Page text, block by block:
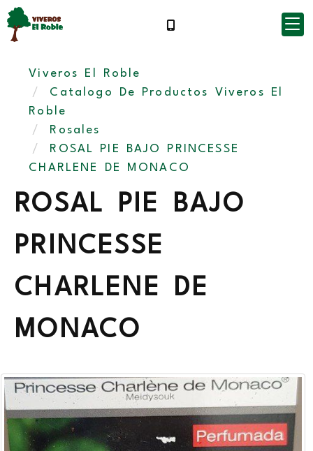
Viveros El Roble
Catalogo De Productos Viveros El
Roble
Rosales
ROSAL PIE BAJO PRINCESSE
CHARLENE DE MONACO
ROSAL PIE BAJO
PRINCESSE
CHARLENE DE
MONACO